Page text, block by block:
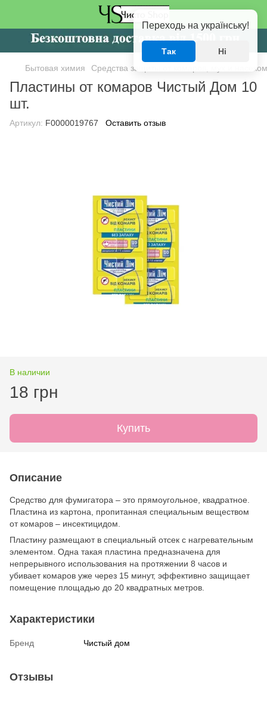
Бытовая химия Средства защиты от комаров, мух и
Пластины от комаров Чистый Дом 10
шт.
Артикул: F0000019767 Оставить отзыв
В наличии
18 грн
Купить
Описание
Средство для фумигатора – это прямоугольное, квадратное.
Пластина из картона, пропитанная специальным веществом
от комаров – инсектицидом.
Пластину размещают в специальный отсек с нагревательным
элементом. Одна такая пластина предназначена для
непрерывного использования на протяжении 8 часов и
убивает комаров уже через 15 минут, эффективно защищает
помещение площадью до 20 квадратных метров.
Характеристики
Бренд Чистый дом
Отзывы
Переходь на українську!
Так Ні